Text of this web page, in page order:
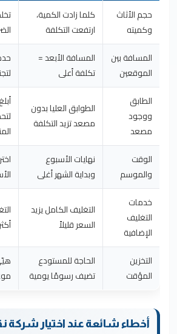
حجم الأثاث
وكميته
كلما زادت الكمية،
ارتفعت التكلفة
المسافة بين
الموقعين
المسافة الأبعد =
تكلفة أعلى
الطابق
ووجود
مصعد
الطوابق العليا بدون
مصعد تزيد التكلفة
الوقت
والموسم
نهايات الأسبوع
وبداية الشهر أغلى
خدمات
التغليف
الإضافية
التغليف الكامل يزيد
السعر قليلاً
التخزين
المؤقت
الحاجة للمستودع
تضيف رسومًا يومية
أخطاء شائعة عند اختيار